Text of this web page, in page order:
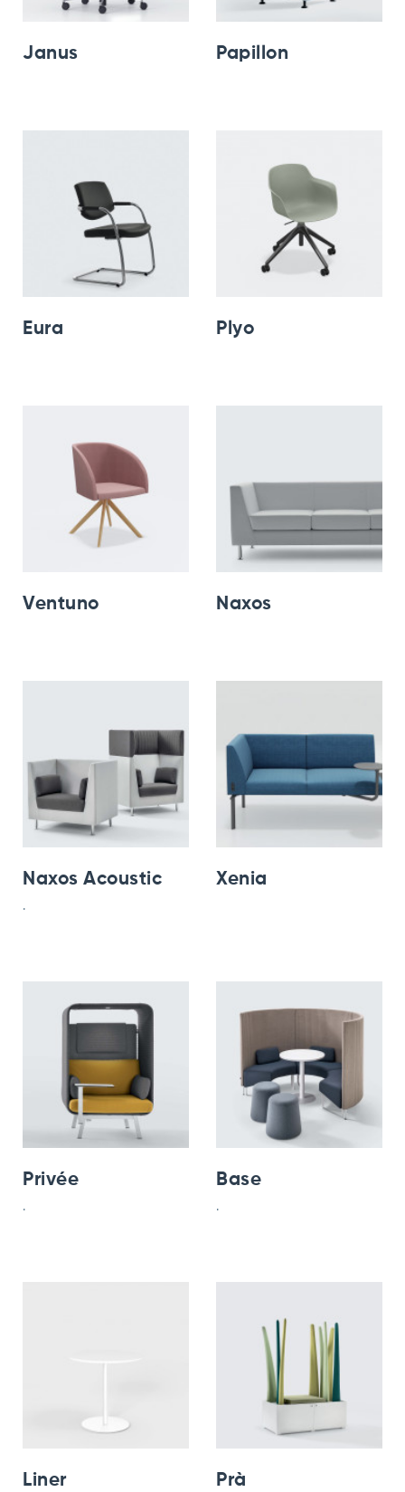
Janus Papillon
Eura Plyo
Ventuno Naxos
Naxos Acoustic
.
Xenia
Privée
.
Base
.
Liner Prà